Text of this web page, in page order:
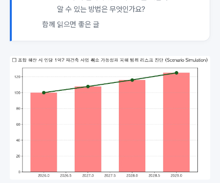
알 수 있는 방법은 무엇인가요?
함께 읽으면 좋은 글